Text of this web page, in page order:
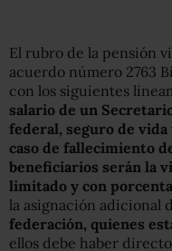
El rubro de la pensión
acuerdo número 2763
con los siguientes
salario de un
federal, seguro de vida
caso de fallecimiento
beneficiarios serán la
limitado y con
la asignación adicional
federación, quienes
ellos debe haber